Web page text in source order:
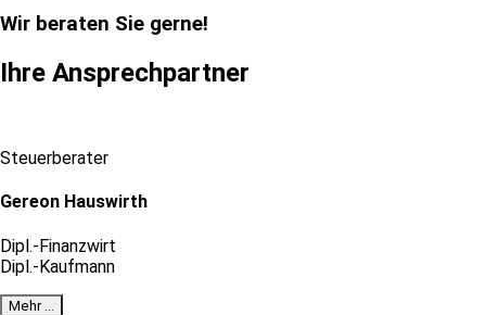
Wir beraten Sie gerne!
Ihre Ansprechpartner
Steuerberater
Gereon Hauswirth
Dipl.-Finanzwirt
Dipl.-Kaufmann
Mehr …